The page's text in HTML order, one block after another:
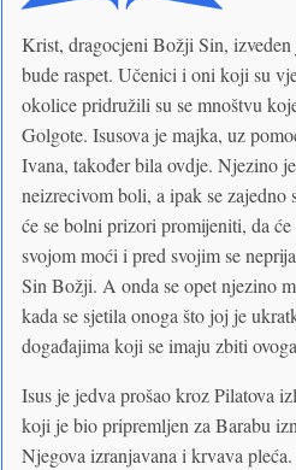
Krist, dragocjeni Božji Sin,
bude raspet. Učenici i oni koji su
okolice pridružili su se mnoštvu
Golgote. Isusova je majka, uz
Ivana, također bila ovdje. Njezino
neizrecivom boli, a ipak se zajedno
će se bolni prizori promijeniti, da će
svojom moći i pred svojim se
Sin Božji. A onda se opet njezino
kada se sjetila onoga što joj je
događajima koji se imaju zbiti
Isus je jedva prošao kroz Pilatova
koji je bio pripremljen za Barabu
Njegova izranjavana i krvava